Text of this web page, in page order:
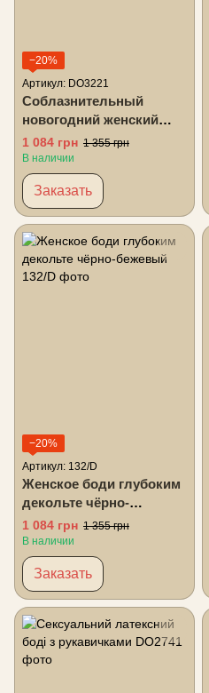
−20%
Артикул: DO3221
Соблазнительный
новогодний женский
боди красный
1 084 грн 1 355 грн
В наличии
Заказать
−20%
Артикул: 132/D
Женское боди глубоким
декольте чёрно-
бежевый
1 084 грн 1 355 грн
В наличии
Заказать